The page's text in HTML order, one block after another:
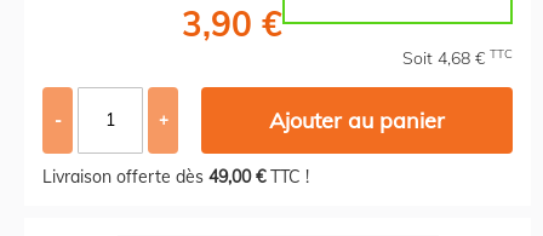
3,90 €
Soit 4,68 € TTC
- + Ajouter au panier
Livraison offerte dès 49,00 €TTC !